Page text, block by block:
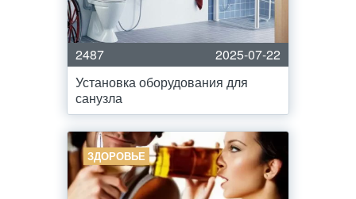
2487
2025-07-22
Установка оборудования для
санузла
ЗДОРОВЬЕ